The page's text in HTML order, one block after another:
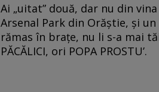
Ai „uitat” două, dar nu din
Arsenal Park din Orăștie, și
rămas în brațe, nu li s-a mai
PĂCĂLICI, ori POPA PROSTU’.